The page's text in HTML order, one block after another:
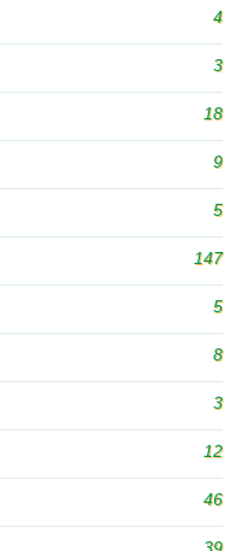
4
3
18
9
5
147
5
8
3
12
46